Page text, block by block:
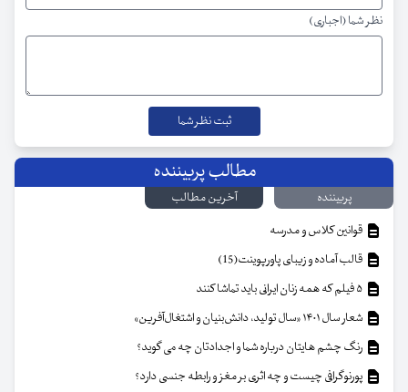
نظر شما (اجباری)
مطالب پربیننده
پربیننده
آخرین مطالب
قوانین کلاس و مدرسه
قالب آماده و زیبای پاورپوینت(15)
شعار سال ۱۴۰۱ «سال تولید، دانش‌بنیان و اشتغال‌آفرین»
رنگ چشم هایتان درباره شما و اجدادتان چه می گوید؟
پورنوگرافی چیست و چه اثری بر مغز و رابطه جنسی دارد؟